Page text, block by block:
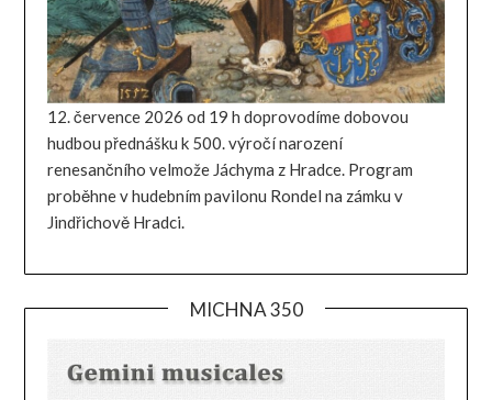
12. července 2026 od 19 h doprovodíme dobovou
hudbou přednášku k 500. výročí narození
renesančního velmože Jáchyma z Hradce. Program
proběhne v hudebním pavilonu Rondel na zámku v
Jindřichově Hradci.
MICHNA 350